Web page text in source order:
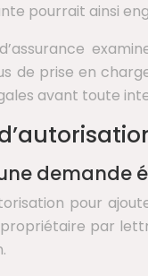
pourrait ainsi
de prise en
avant toute
demande
pour
par